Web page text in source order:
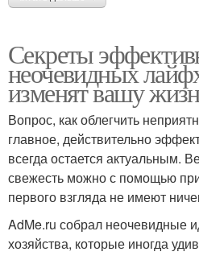
Секреты
неочевидных
изменят вашу
Вопрос, как облегчить
главное, действительно
всегда остается актуальным.
свежесть можно с помощью
первого взгляда не имеют
AdMe.ru собрал неочевидные
хозяйства, которые иногда